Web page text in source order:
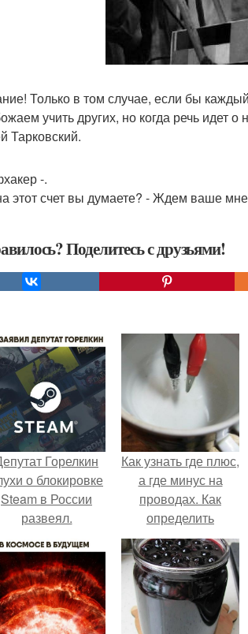
Только в том случае, если бы
учить других, но когда речь идет
Тарковский.
-.
этот счет вы думаете? - Ждем ваше
Поделитесь с друзьями!
Горелкин
о блокировке
Steam в России
развеял.
Как узнать где плюс,
а где минус на
проводах. Как
определить
полярность, не
имея приборов.